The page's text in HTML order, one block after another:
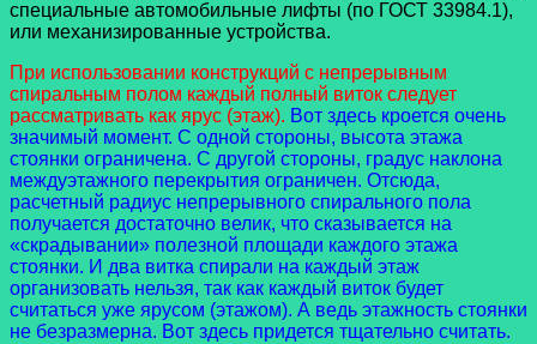
специальные автомобильные лифты (по ГОСТ 33984.1),
или механизированные устройства.
При использовании конструкций с непрерывным
спиральным полом каждый полный виток следует
рассматривать как ярус (этаж). Вот здесь кроется очень
значимый момент. С одной стороны, высота этажа
стоянки ограничена. С другой стороны, градус наклона
междуэтажного перекрытия ограничен. Отсюда,
расчетный радиус непрерывного спирального пола
получается достаточно велик, что сказывается на
«скрадывании» полезной площади каждого этажа
стоянки. И два витка спирали на каждый этаж
организовать нельзя, так как каждый виток будет
считаться уже ярусом (этажом). А ведь этажность стоянки
не безразмерна. Вот здесь придется тщательно считать.